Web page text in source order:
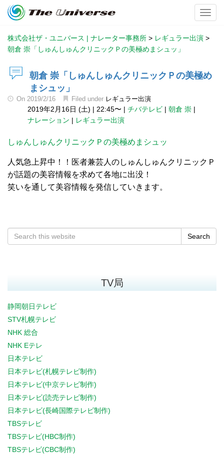
株式会社ザ・ユニバース | ナレーター事務所 > レギュラー出演 >
朝倉 崇「しゅんしゅんクリニックＰの美極めまシュッ」
朝倉 崇「しゅんしゅんクリニックＰの美極め
まシュッ」
On 2019/2/16 Filed under レギュラー出演
2019年2月16日 (土) | 22:45〜 | チバテレビ | 朝倉 崇 |
ナレーション | レギュラー出演
しゅんしゅんクリニックＰの美極めまシュッ
人気急上昇中！！医者兼芸人のしゅんしゅんクリニックＰ
が話題の美容情報を求めて各地に出没！
笑いを通して美容情報を発信していきます。
Search
TV局
静岡朝日テレビ
STV札幌テレビ
NHK 総合
NHK Eテレ
日本テレビ
日本テレビ(札幌テレビ制作)
日本テレビ(中京テレビ制作)
日本テレビ(読売テレビ制作)
日本テレビ(長崎国際テレビ制作)
TBSテレビ
TBSテレビ(HBC制作)
TBSテレビ(CBC制作)